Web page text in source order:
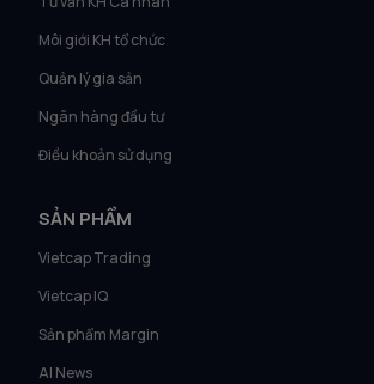
Môi giới KH tổ chức
Quản lý gia sản
Ngân hàng đầu tư
Điều khoản sử dụng
SẢN PHẨM
Vietcap Trading
Vietcap IQ
Sản phẩm Margin
AI News